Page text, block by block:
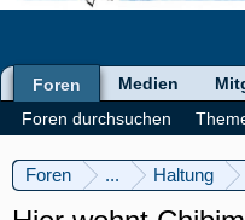
Foren ... Haltung
Foren
Foren durchsuchen
Medien